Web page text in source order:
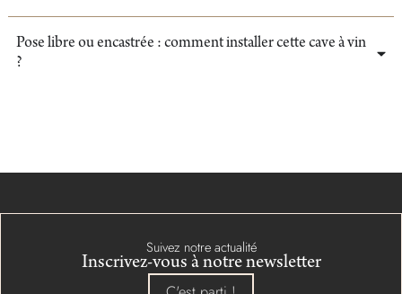
Pose libre ou encastrée : comment installer cette cave à vin
?
Suivez notre actualité
Inscrivez-vous à notre newsletter